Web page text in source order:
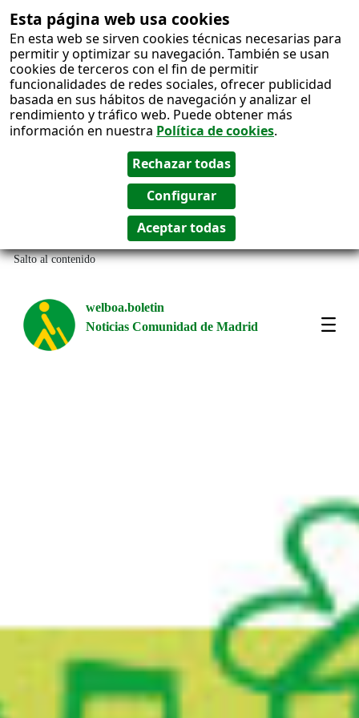
Esta página web usa cookies
En esta web se sirven cookies técnicas necesarias para
permitir y optimizar su navegación. También se usan
cookies de terceros con el fin de permitir
funcionalidades de redes sociales, ofrecer publicidad
basada en sus hábitos de navegación y analizar el
rendimiento y tráfico web. Puede obtener más
información en nuestra Política de cookies.
Salto al contenido
welboa.boletin
Noticias Comunidad de Madrid